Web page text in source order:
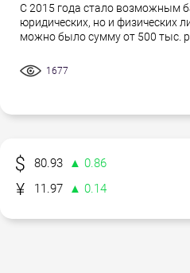
С 2015 года стало возможным
юридических, но и физических
можно было сумму от 500 тыс.
1677
80.93 ▲ 0.86
11.97
▲ 0.14